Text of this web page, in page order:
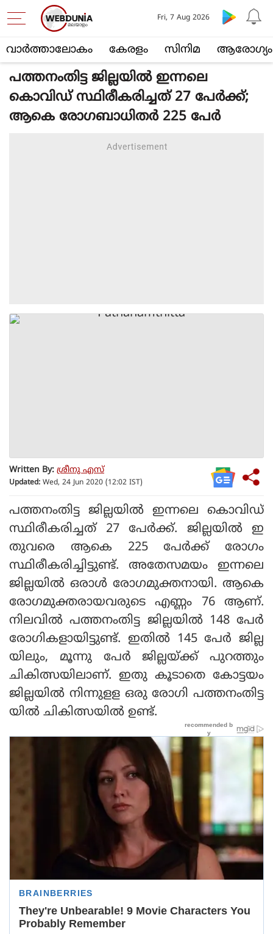
വാര്‍ത്താലോകം കേരളം സിനിമ ആരോഗ്യം
Fri, 7 Aug 2026
പത്തനംതിട്ട ജില്ലയില്‍ ഇന്നലെ
കൊവിഡ് സ്ഥിരീകരിച്ചത് 27 പേര്‍ക്ക്;
ആകെ രോഗബാധിതര്‍ 225 പേര്‍
Written By: ശ്രീനു എസ്
Updated: Wed, 24 Jun 2020 (12:02 IST)
പത്തനംതിട്ട ജില്ലയില്‍ ഇന്നലെ കൊവിഡ്
സ്ഥിരീകരിച്ചത് 27 പേര്‍ക്ക്. ജില്ലയില്‍ ഇ
തുവരെ ആകെ 225 പേര്‍ക്ക് രോഗം
സ്ഥിരീകരിച്ചിട്ടുണ്ട്. അതേസമയം ഇന്നലെ
ജില്ലയില്‍ ഒരാള്‍ രോഗമുക്തനായി. ആകെ
രോഗമുക്തരായവരുടെ എണ്ണം 76 ആണ്.
നിലവില്‍ പത്തനംതിട്ട ജില്ലയില്‍ 148 പേര്‍
രോഗികളായിട്ടുണ്ട്. ഇതില്‍ 145 പേര്‍ ജില്ല
യിലും, മൂന്നു പേര്‍ ജില്ലയ്ക്ക് പുറത്തും
ചികിത്സയിലാണ്. ഇതു കൂടാതെ കോട്ടയം
ജില്ലയില്‍ നിന്നുളള ഒരു രോഗി പത്തനംതിട്ട
യില്‍ ചികിത്സയില്‍ ഉണ്ട്.